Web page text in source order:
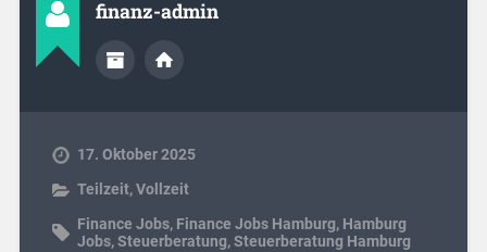
finanz-admin
17. Oktober 2025
Teilzeit,Vollzeit
Finance Jobs, Finance Jobs Hamburg, Hamburg
Jobs,Steuerberatung,Steuerberatung Hamburg